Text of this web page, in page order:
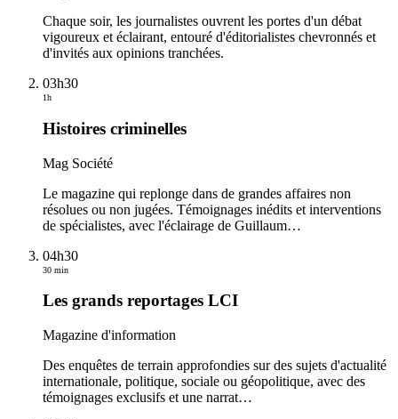
Chaque soir, les journalistes ouvrent les portes d'un débat
vigoureux et éclairant, entouré d'éditorialistes chevronnés et
d'invités aux opinions tranchées.
03h30
1h
Histoires criminelles
Mag Société
Le magazine qui replonge dans de grandes affaires non
résolues ou non jugées. Témoignages inédits et interventions
de spécialistes, avec l'éclairage de Guillaum…
04h30
30 min
Les grands reportages LCI
Magazine d'information
Des enquêtes de terrain approfondies sur des sujets d'actualité
internationale, politique, sociale ou géopolitique, avec des
témoignages exclusifs et une narrat…